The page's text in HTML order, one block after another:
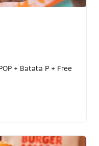
+ Batata P + Free